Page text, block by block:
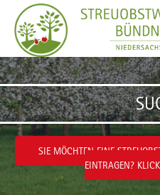
Zum Inhalt wechseln
SIE MÖCHTEN EINE
EINTRAGEN?